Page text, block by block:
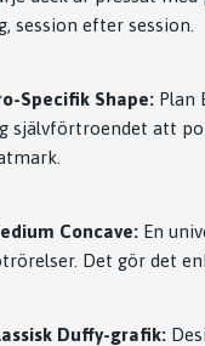
session efter session.
Specifik Shape: Plan
självförtroendet att
Concave: En
Det gör det
Duffy-grafik: